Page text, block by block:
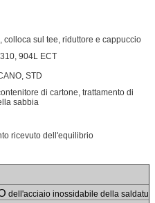
sul tee, riduttore e cappuccio
904L ECT
STD
di cartone, trattamento di
sabbia
ricevuto dell'equilibrio
dell'acciaio inossidabile della